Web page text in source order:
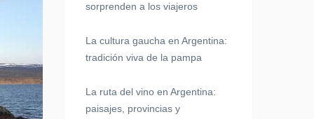
sorprenden a los viajeros
La cultura gaucha en Argentina:
tradición viva de la pampa
La ruta del vino en Argentina:
paisajes, provincias y